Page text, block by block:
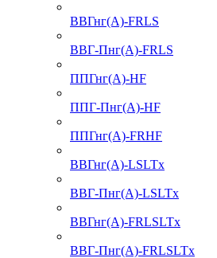
ВВГнг(А)-FRLS
ВВГ-Пнг(А)-FRLS
ППГнг(А)-HF
ППГ-Пнг(А)-HF
ППГнг(А)-FRHF
ВВГнг(А)-LSLTx
ВВГ-Пнг(А)-LSLTx
ВВГнг(А)-FRLSLTx
ВВГ-Пнг(А)-FRLSLTx